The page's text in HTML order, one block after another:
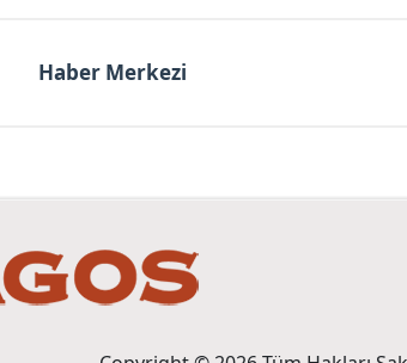
Haber Merkezi